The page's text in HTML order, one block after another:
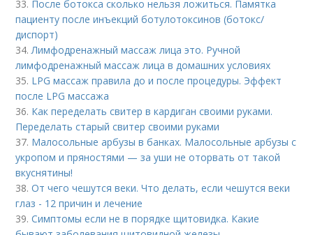
33. После ботокса сколько нельзя ложиться. Памятка
пациенту после инъекций ботулотоксинов (ботокс/
диспорт)
34.Лимфодренажный массаж лица это. Ручной
лимфодренажный массаж лица в домашних условиях
35. LPG массаж правила до и после процедуры. Эффект
после LPG массажа
36. Как переделать свитер в кардиган своими руками.
Переделать старый свитер своими руками
37. Малосольные арбузы в банках. Малосольные арбузы с
укропом и пряностями — за уши не оторвать от такой
вкуснятины!
38.От чего чешутся веки. Что делать, если чешутся веки
глаз - 12 причин и лечение
39.Симптомы если не в порядке щитовидка. Какие